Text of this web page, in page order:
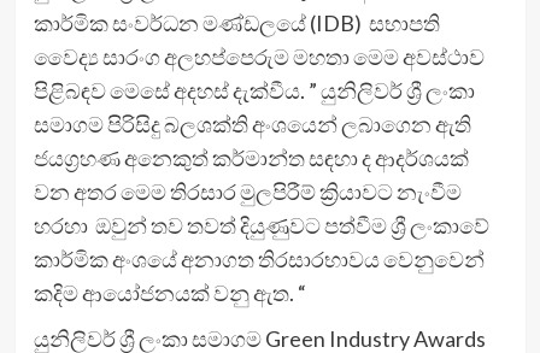
කාර්මික සංවර්ධන මණ්ඩලයේ (IDB) සභාපති
වෛද්‍ය සාරංග අලහප්පෙරුම මහතා මෙම අවස්ථාව
පිළිබඳව මෙසේ අදහස් දැක්වීය. ” යුනිලිවර් ශ්‍රී ලංකා
සමාගම පිරිසිදු බලශක්ති අංශයෙන් ලබාගෙන ඇති
ජයග්‍රහණ අනෙකුත් කර්මාන්ත සඳහා ද ආදර්ශයක්
වන අතර මෙම තිරසාර මුලපිරීම් ක්‍රියාවට නැංවීම
හරහා ඔවුන් තව තවත් දියුණුවට පත්වීම ශ්‍රී ලංකාවේ
කාර්මික අංශයේ අනාගත තිරසාරභාවය වෙනුවෙන්
කදිම ආයෝජනයක් වනු ඇත. “
යුනිලිවර් ශ්‍රී ලංකා සමාගම Green Industry Awards